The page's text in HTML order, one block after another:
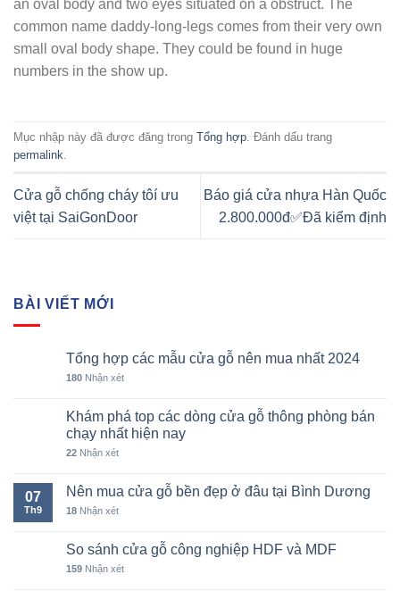
an oval body and two eyes situated on a obstruct. The
common name daddy-long-legs comes from their very own
small oval body shape. They could be found in huge
numbers in the show up.
Mục nhập này đã được đăng trong Tổng hợp . Đánh dấu trang
permalink
Cửa gỗ chống cháy tôí ưu
việt tại SaiGonDoor
Báo giá cửa nhựa Hàn Quốc
2.800.000đ✅Đã kiểm định
BÀI VIẾT MỚI
Tổng hợp các mẫu cửa gỗ nên mua nhất 2024
180 Nhận xét
Khám phá top các dòng cửa gỗ thông phòng bán
chạy nhất hiện nay
22 Nhận xét
07
Th9
Nên mua cửa gỗ bền đẹp ở đâu tại Bình Dương
18 Nhận xét
So sánh cửa gỗ công nghiệp HDF và MDF
159 Nhận xét